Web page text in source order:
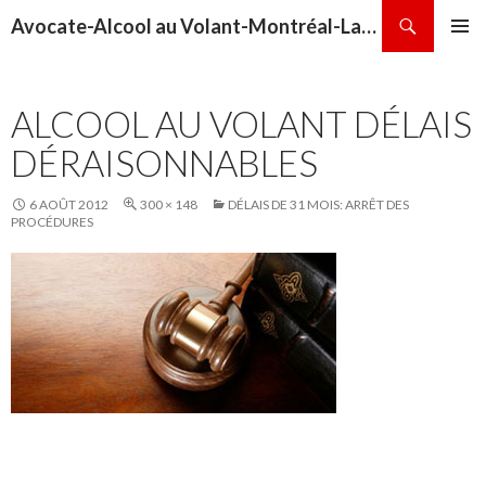
Avocate-Alcool au Volant-Montréal-Laval-Repentigny-Terrebonne-Sainte-Thérèse
ALCOOL AU VOLANT DÉLAIS
DÉRAISONNABLES
6 AOÛT 2012 300 × 148
DÉLAIS DE 31 MOIS: ARRÊT DES
PROCÉDURES